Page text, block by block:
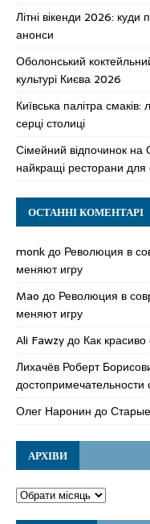
Літні вікенди 2026: куди
анонси
Оболонський
культурі Києва 2026
Київська палітра
серці столиці
Сімейний відпочинок на
найкращі ресторани для
ОСТАННІ КОМЕНТАРІ
monkдо Революция в
меняют игру
Mao до Революция в
меняют игру
Ali Fawzyдо Как
Лихачёв Роберт
достопримечательности
Олег Наронин до
АРХІВИ